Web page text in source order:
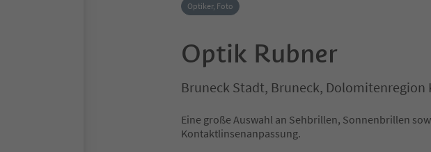
Optiker, Foto
Optik Rubner
Bruneck Stadt, Bruneck, Dolomitenregion
Eine große Auswahl an Sehbrillen, Sonnenbrillen
Kontaktlinsenanpassung.